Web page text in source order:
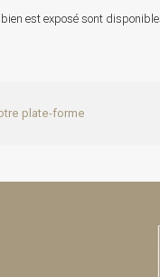
est exposé sont
plate-forme